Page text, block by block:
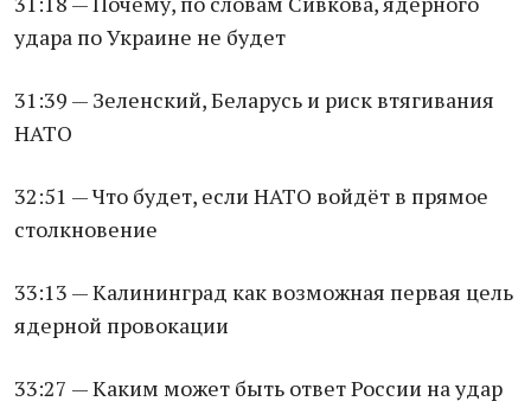
удара по Украине не будет
31:39 — Зеленский, Беларусь и риск втягивания
НАТО
32:51 — Что будет, если НАТО войдёт в прямое
столкновение
33:13 — Калининград как возможная первая цель
ядерной провокации
33:27 — Каким может быть ответ России на удар